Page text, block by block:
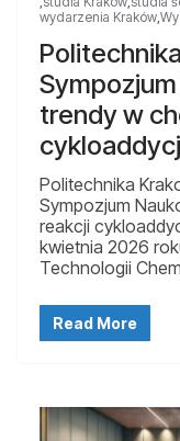
wydarzenia Kraków
trendy w
Politechnika
Sympozjum
reakcji
kwietnia 2026
Technologii
Read More